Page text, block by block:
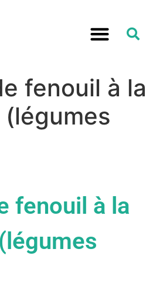
fenouil à la
fenouil à la